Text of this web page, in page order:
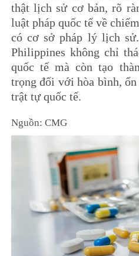
thật lịch sử cơ bản, rõ
luật pháp quốc tế về
có cơ sở pháp lý lịch
Philippines không chỉ
quốc tế mà còn tạo
trọng đối với hòa bình,
trật tự quốc tế.
Nguồn: CMG